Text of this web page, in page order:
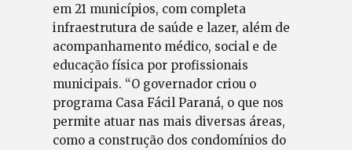
em 21 municípios, com completa
infraestrutura de saúde e lazer, além de
acompanhamento médico, social e de
educação física por profissionais
municipais. “O governador criou o
programa Casa Fácil Paraná, o que nos
permite atuar nas mais diversas áreas,
como a construção dos condomínios do